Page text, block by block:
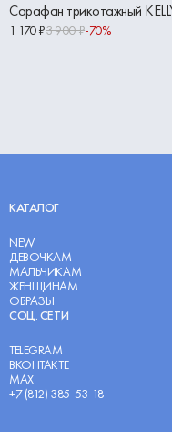
1 170 ₽3 900 ₽-70%
+7 (812) 385-53-18
КАТАЛОГ
NEW
ДЕВОЧКАМ
МАЛЬЧИКАМ
ЖЕНЩИНАМ
ОБРАЗЫ
СОЦ. СЕТИ
TELEGRAM
ВКОНТАКТЕ
MAX